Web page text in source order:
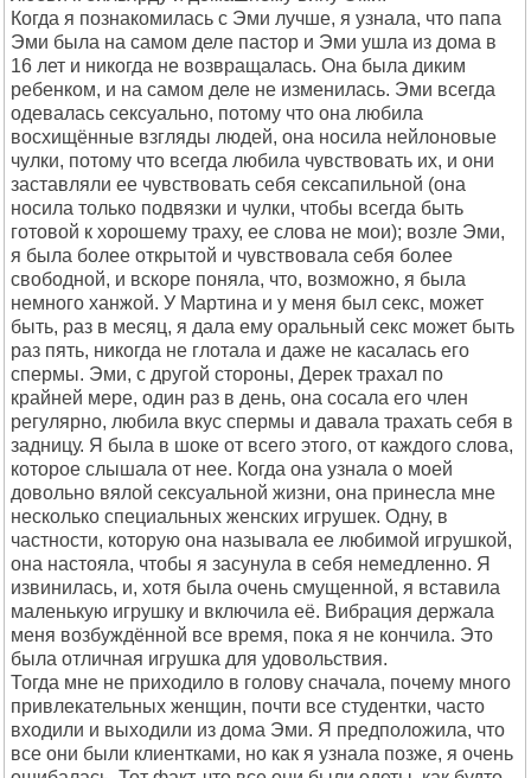
Когда я познакомилась с Эми лучше, я узнала, что папа
Эми была на самом деле пастор и Эми ушла из дома в
16 лет и никогда не возвращалась. Она была диким
ребенком, и на самом деле не изменилась. Эми всегда
одевалась сексуально, потому что она любила
восхищённые взгляды людей, она носила нейлоновые
чулки, потому что всегда любила чувствовать их, и они
заставляли ее чувствовать себя сексапильной (она
носила только подвязки и чулки, чтобы всегда быть
готовой к хорошему траху, ее слова не мои); возле Эми,
я была более открытой и чувствовала себя более
свободной, и вскоре поняла, что, возможно, я была
немного ханжой. У Мартина и у меня был секс, может
быть, раз в месяц, я дала ему оральный секс может быть
раз пять, никогда не глотала и даже не касалась его
спермы. Эми, с другой стороны, Дерек трахал по
крайней мере, один раз в день, она сосала его член
регулярно, любила вкус спермы и давала трахать себя в
задницу. Я была в шоке от всего этого, от каждого слова,
которое слышала от нее. Когда она узнала о моей
довольно вялой сексуальной жизни, она принесла мне
несколько специальных женских игрушек. Одну, в
частности, которую она называла ее любимой игрушкой,
она настояла, чтобы я засунула в себя немедленно. Я
извинилась, и, хотя была очень смущенной, я вставила
маленькую игрушку и включила её. Вибрация держала
меня возбуждённой все время, пока я не кончила. Это
была отличная игрушка для удовольствия.
Тогда мне не приходило в голову сначала, почему много
привлекательных женщин, почти все студентки, часто
входили и выходили из дома Эми. Я предположила, что
все они были клиентками, но как я узнала позже, я очень